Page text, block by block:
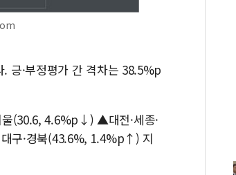
긍·부정평가 간 격차는 38.5%p
(30.6, 4.6%p↓) ▲대전·세종·
구·경북(43.6%, 1.4%p↑) 지